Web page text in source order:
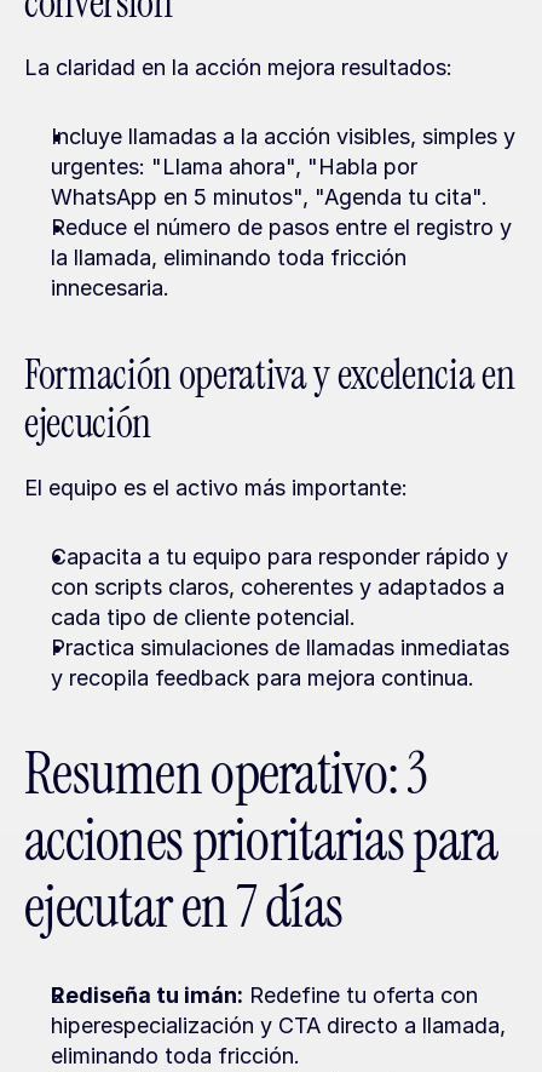
La claridad en la acción mejora resultados:
Incluye llamadas a la acción visibles, simples y
urgentes: "Llama ahora", "Habla por
WhatsApp en 5 minutos", "Agenda tu cita".
Reduce el número de pasos entre el registro y
la llamada, eliminando toda fricción
innecesaria.
Formación operativa y excelencia en
ejecución
El equipo es el activo más importante:
Capacita a tu equipo para responder rápido y
con scripts claros, coherentes y adaptados a
cada tipo de cliente potencial.
Practica simulaciones de llamadas inmediatas
y recopila feedback para mejora continua.
Resumen operativo: 3
acciones prioritarias para
ejecutar en 7 días
Rediseña tu imán: Redefine tu oferta con
hiperespecialización y CTA directo a llamada,
eliminando toda fricción.